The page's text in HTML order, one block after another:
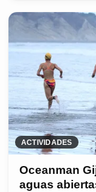
ACTIVIDADES
Oceanman
aguas